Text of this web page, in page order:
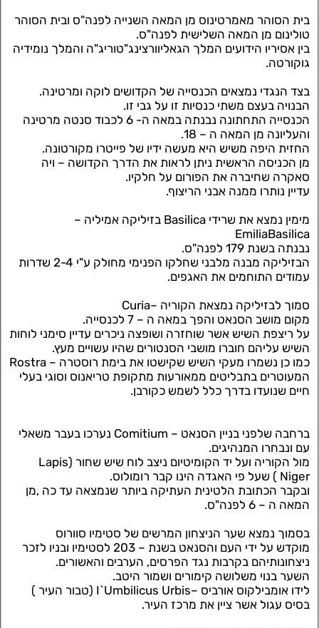
בית הסוהר מאמרטינוס מן המאה השנייה לפנה"ס ובית הסוהר
טולינום מן המאה השלישית לפנה"ס.
בין אסיריו הידועים המלך הגאליוורצינג"טוריג"ה והמלך נומידיה
גוקורטה.
בצד הנגדי נמצאים הכנסייה של הקדושים לוקה ומרטינה.
הבנויה בעצם משתי כנסיות זו על גבי זו.
הכנסייה התחתונה נבנתה במאה ה- 6 לכבוד סנטה מרטינה
והעליונה מן המאה ה – 18.
החזית היפה משיש היא מעשה ידיו של פייטרו מקורטונה.
מן הכניסה הראשית ניתן לראות את הדרך הקדושה – ויה
סאקרה שחיברה את הפורום על חלקיו.
עדיין נותרו ממנה אבני הריצוף.
מימין נמצא את שרידי Basilica בזיליקה אמיליה –
EmiliaBasilica
נבנתה בשנת 179 לפנה"ס.
הבזיליקה מבנה מלבני שחלקו הפנימי מחולק ע"י 2-4 שדרות
עמודים התוחמים את האגפים.
סמוך לבזיליקה נמצאת הקוריה –Curia
מקום מושב הסנאט והפך במאה ה – 7 לכנסייה.
על ריצפת השיש אשר שוחזרה ושופצה ניכרים עדיין סימני לוחות
השיש עליהם חוברו מושבי הסנטורים שהיו עשויים מעץ.
כמו כן נשמרו מעקי השיש שקישטו את בימת רוסטרה – Rostra
המעוטרים בתבליטים ממאורעות מתקופת טריאנוס וסוגי בעלי
חיים שנועדו בדרך כלל לשמש כקורבן.
ברחבה שלפני בניין הסנאט – Comitium נערכו בעבר משאלי
עם ונבחרו המנהיגים.
מול הקוריה ועל יד הקומיטיום ניצב לוח שיש שחור (Lapis
Niger ) שעל פי האגדה הינו קבר רומולוס.
ובקבר הכתובת הלטינית העתיקה ביותר שנמצאה עד כה ,מן
המאה ה – 6 לפנה"ס.
בסמוך נמצא שער הניצחון המרשים של סטימיו סוורוס
מוקדש על ידי העם והסנאט בשנת – 203 לסטימיו ובניו לזכר
ניצחונותיהם בקרבות נגד הפרסים, הערבים והאשורים.
השער בנוי משלושה קימורים ושמור היטב.
לידו אומבילקוס אורביס –I`Umbilicus Urbis (טבור העיר )
בסיס עגול אשר ציין את מרכז העיר.